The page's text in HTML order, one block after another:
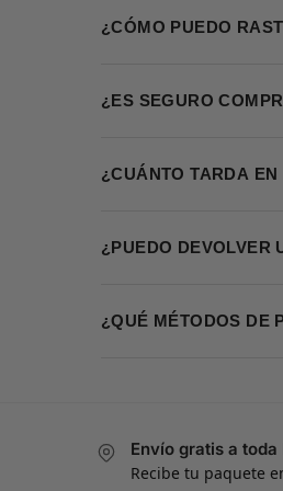
¿CÓMO PUEDO
¿ES SEGURO
¿CUÁNTO TARDA
¿PUEDO DEVOLVER
¿QUÉ MÉTODOS DE
Envío gratis a toda
Recibe tu paquete